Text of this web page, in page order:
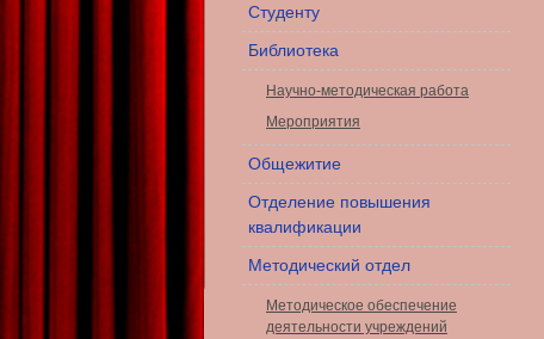
Студенту
Библиотека
Научно-методическая работа
Мероприятия
Общежитие
Отделение повышения
квалификации
Методический отдел
Методическое обеспечение
деятельности учреждений